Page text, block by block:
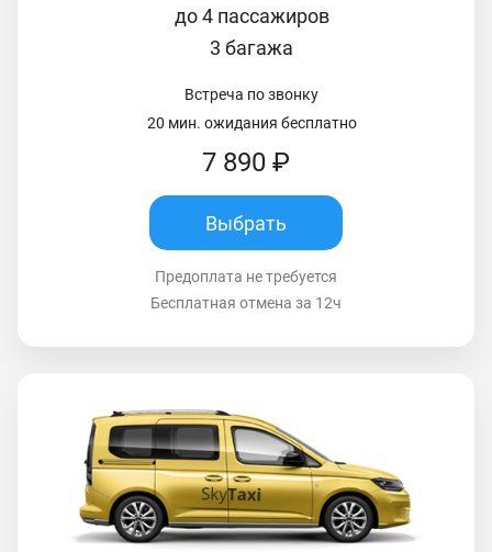
до 4 пассажиров
3 багажа
Встреча по звонку
20 мин. ожидания бесплатно
7 890 ₽
Выбрать
Предоплата не требуется
Бесплатная отмена за 12ч